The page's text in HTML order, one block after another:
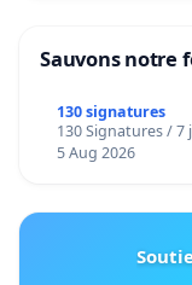
Sauvons notre
130 signatures
130 Signatures / 7
5 Aug 2026